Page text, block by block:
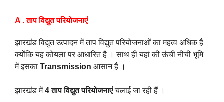
A . ताप विद्युत परियोजनाएं
झारखंड विद्युत उत्पादन में ताप विद्युत परियोजनाओं का महत्व अधिक है
क्योंकि यह कोयला पर आधारित है । साथ ही यहां की ऊंची नीची भूमि
में इसका Transmission आसान है ।
झारखंड में4 ताप विद्युत परियोजनाएंचलाई जा रही हैं ।